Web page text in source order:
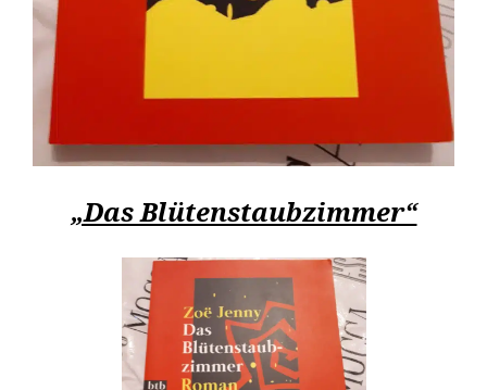
„Das Blütenstaubzimmer“